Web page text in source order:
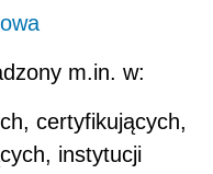
m.in. w:
certyfikujących,
instytucji